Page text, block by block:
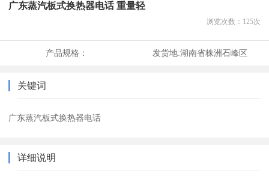
广东蒸汽板式换热器电话 重量轻
浏览次数： 125次
产品规格： 发货地:湖南省株洲石峰区
关键词
广东蒸汽板式换热器电话
详细说明